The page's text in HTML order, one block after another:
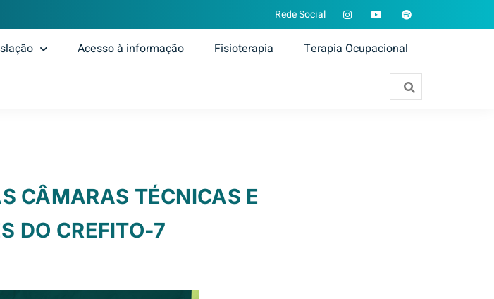
Rede Social
Acesso à informação Fisioterapia Terapia Ocupacional
CÂMARAS TÉCNICAS E
DO CREFITO-7